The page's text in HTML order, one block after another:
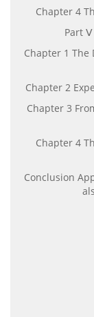
Chapter 4
Part
Chapter 1
Chapter 2
Chapter 3
Chapter 4
Conclusion